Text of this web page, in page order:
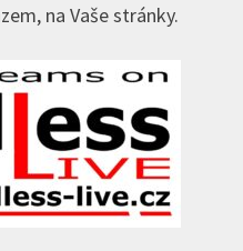
na Vaše stránky.